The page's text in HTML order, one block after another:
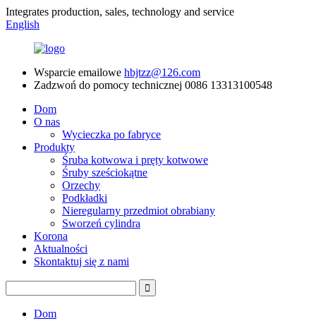
Integrates production, sales, technology and service
English
Wsparcie emailowe hbjtzz@126.com
Zadzwoń do pomocy technicznej 0086 13313100548
Dom
O nas
Wycieczka po fabryce
Produkty
Śruba kotwowa i pręty kotwowe
Śruby sześciokątne
Orzechy
Podkładki
Nieregularny przedmiot obrabiany
Sworzeń cylindra
Korona
Aktualności
Skontaktuj się z nami
Dom